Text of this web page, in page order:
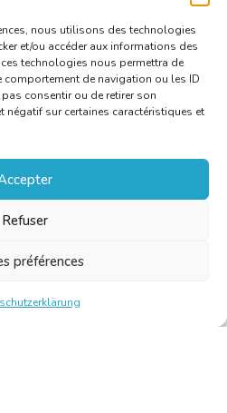
nous utilisons des technologies
et/ou accéder aux informations des
technologies nous permettra de
de navigation ou les ID
consentir ou de retirer son
négatif sur certaines caractéristiques et
Refuser
préférences